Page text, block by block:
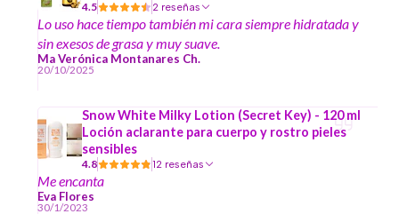
4.5 2 reseñas
Lo uso hace tiempo también mi cara siempre hidratada y
sin exesos de grasa y muy suave.
Ma Verónica Montanares Ch.
20/10/2025
Snow White Milky Lotion (Secret Key) - 120 ml
Loción aclarante para cuerpo y rostro pieles
sensibles
4.8 12 reseñas
Me encanta
Eva Flores
30/1/2023